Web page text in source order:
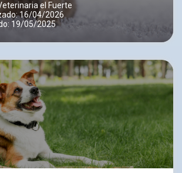
el Fuerte
16/04/2026
19/05/2025